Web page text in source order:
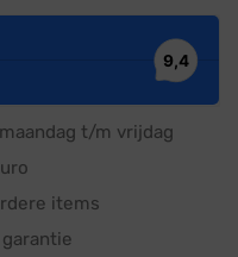
t/m vrijdag
items